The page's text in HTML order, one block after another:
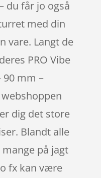
du får jo også
med din
vare. Langt de
PRO Vibe
90 mm –
dig det store
Blandt alle
på jagt
fx kan være